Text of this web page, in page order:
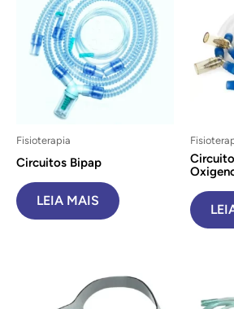
Fisioterapia
Circuitos Bipap
LEIA MAIS